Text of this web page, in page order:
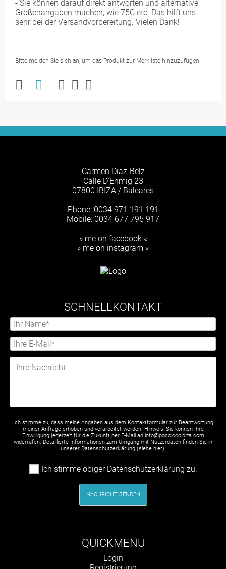
- Sie können darauf direkt antworten und alternative
Größenangaben machen, wie 75C etc. Das hilft uns
sehr bei der Versandvorbereitung. Vielen Dank!
Bitte melden Sie sich an, um das Produkt zur Merkliste hinzuzufügen.
Carmen Diaz-Belz
Calle D'Enmig 23
07800 IBIZA / Baleares
Phone: 0034 971 191 191
Mobile: 0034 677 795 917
» me on facebook «
» me on instagram «
SCHNELLKONTAKT
Ich stimme zu, dass meine Angaben aus dem Kontaktformular zur Beantwortung
meiner Anfrage erhoben und verarbeitet werden. Hinweis: Sie können Ihre
Einwilligung jederzeit für die Zukunft per E-Mail an info@pocolocoibiza.com
widerrufen. Detaillierte Informationen zum Umgang mit Nutzerdaten finden Sie in
unserer Datenschutzerklärung (siehe hier).
Ich stimme obiger Datenschutzerklärung zu.
NACHRICHT SENDEN
QUICKMENU
Navigation
Login